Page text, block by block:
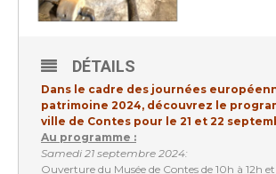
DÉTAILS
Dans le cadre des journées
patrimoine 2024, découvrez le
ville de Contes pour le 21 et 22
Au programme :
Samedi 21 septembre 2024:
Ouverture du Musée de Contes de 10h à 12h et